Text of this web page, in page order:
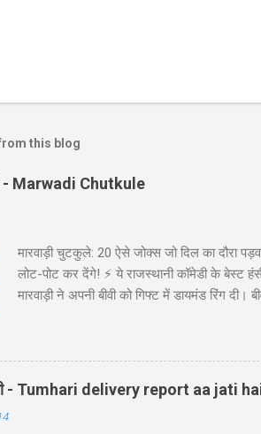
this blog
- Marwadi Chutkule
मारवाड़ी चुटकुले: 20 ऐसे जोक्स जो दिल का दौरा
लोट-पोट कर देंगे! ⚡ ये राजस्थानी कॉमेडी के बेस्ट
मारवाड़ी ने अपनी बीवी को गिफ्ट में डायमंड रिंग दी।
गाड़ी ₹5,000 में बेच दी! पापा: पर वो तो ₹50,000
पत्नी को ₹5000 दिए और कहा: 'प्रिये, इन पैसों से
- Tumhari delivery report aa jati